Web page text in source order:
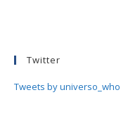
Twitter
Tweets by universo_who